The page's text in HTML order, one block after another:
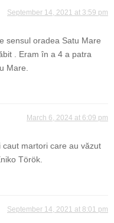
September 14, 2021 at 3:59 pm
sensul oradea Satu Mare
. Eram în a 4 a patra
Mare.
March 6, 2024 at 6:09 pm
caut martori care au văzut
Török.
September 14, 2021 at 8:01 pm